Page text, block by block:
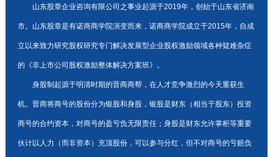
山东股章企业咨询有限公司之事业起源于2019年，创始于山东省济南
市。山东股章是有诺商商学院演变而来，诺商商学院成立于2015年，自成
立以来致力研究股权研究专门解决发展型企业股权激励领域各种疑难杂症
的《非上市公司股权激励整体解决方案班》。
身股制起源于明清时期的晋商商帮，在人才竞争激烈的今天重获生
机。晋商将商号的股份分为银股和身股，银股是财东（相当于股东）投资
商号的合约资本，对商号的盈亏负无限责任；身股是财东允许掌柜等重要
伙计以人力（而非资本）充顶股份，可以参与分红，但不对商号的亏赔负